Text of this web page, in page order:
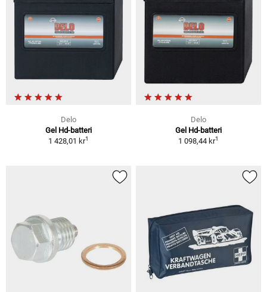
Delo
Gel Hd-batteri
1 428,01 kr1
Delo
Gel Hd-batteri
1 098,44 kr1